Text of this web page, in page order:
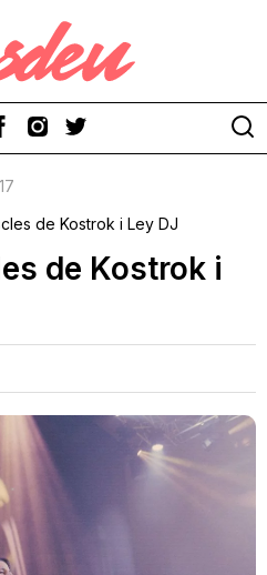
i Televisió
de Kostrok i Ley DJ
de Kostrok i